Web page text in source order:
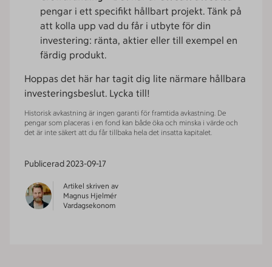
pengar i ett specifikt hållbart projekt. Tänk på
att kolla upp vad du får i utbyte för din
investering: ränta, aktier eller till exempel en
färdig produkt.
Hoppas det här har tagit dig lite närmare hållbara
investeringsbeslut. Lycka till!
Historisk avkastning är ingen garanti för framtida avkastning. De
pengar som placeras i en fond kan både öka och minska i värde och
det är inte säkert att du får tillbaka hela det insatta kapitalet.
Publicerad2023-09-17
Artikel skriven av
Magnus Hjelmér
Vardagsekonom